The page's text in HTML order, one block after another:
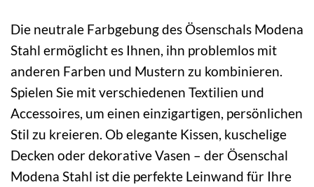
Die neutrale Farbgebung des Ösenschals Modena
Stahl ermöglicht es Ihnen, ihn problemlos mit
anderen Farben und Mustern zu kombinieren.
Spielen Sie mit verschiedenen Textilien und
Accessoires, um einen einzigartigen, persönlichen
Stil zu kreieren. Ob elegante Kissen, kuschelige
Decken oder dekorative Vasen – der Ösenschal
Modena Stahl ist die perfekte Leinwand für Ihre